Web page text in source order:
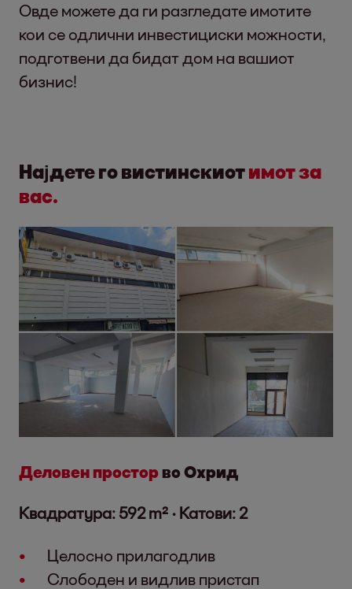
Овде можете да ги разгледате имотите
кои се одлични инвестициски можности,
подготвени да бидат дом на вашиот
бизнис!
Најдете го вистинскиотимот за
вас.
Деловен простор во Охрид
Квадратура: 592 m² · Катови: 2
Целосно прилагодлив
Слободен и видлив пристап